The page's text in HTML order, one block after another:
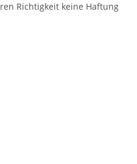
Richtigkeit keine Haftung